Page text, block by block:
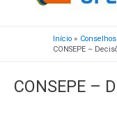
Início Conselhos
CONSEPE –
CONSEPE –